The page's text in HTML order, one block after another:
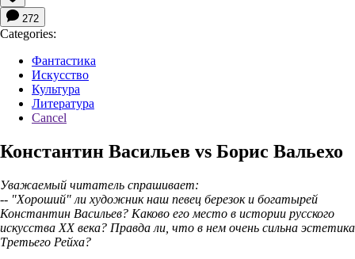
272
Categories:
Фантастика
Искусство
Культура
Литература
Cancel
Константин Васильев vs Борис Вальехо
Уважаемый читатель спрашивает:
-- "Хороший" ли художник наш певец березок и богатырей
Константин Васильев? Каково его место в истории русского
искусства ХХ века? Правда ли, что в нем очень сильна эстетика
Третьего Рейха?